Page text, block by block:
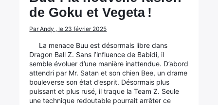
de Goku et Vegeta !
Par Andy , le 23 février 2025
La menace Buu est désormais libre dans
Dragon Ball Z. Sans l’influence de Babidi, il
semble évoluer d’une manière inattendue. D’abord
attendri par Mr. Satan et son chien Bee, un drame
bouleverse son état d’esprit. Désormais plus
puissant et plus rusé, il traque la Team Z. Seule
une technique redoutable pourrait arrêter ce